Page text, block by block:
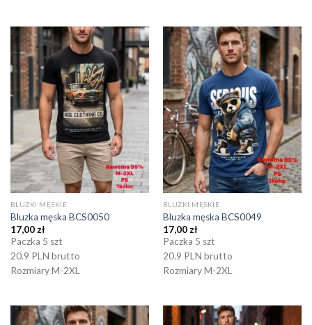
BLUZKI MĘSKIE
Bluzka męska BCS0050
17,00 zł
Paczka 5 szt
20.9 PLN brutto
Rozmiary M-2XL
BLUZKI MĘSKIE
Bluzka męska BCS0049
17,00 zł
Paczka 5 szt
20.9 PLN brutto
Rozmiary M-2XL